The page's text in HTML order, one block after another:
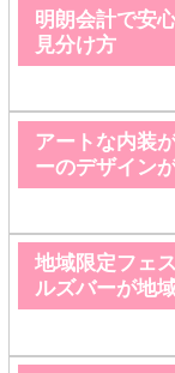
明朗会計で安
見分け方
アートな内装
ーのデザイン
地域限定フェ
ルズバーが地